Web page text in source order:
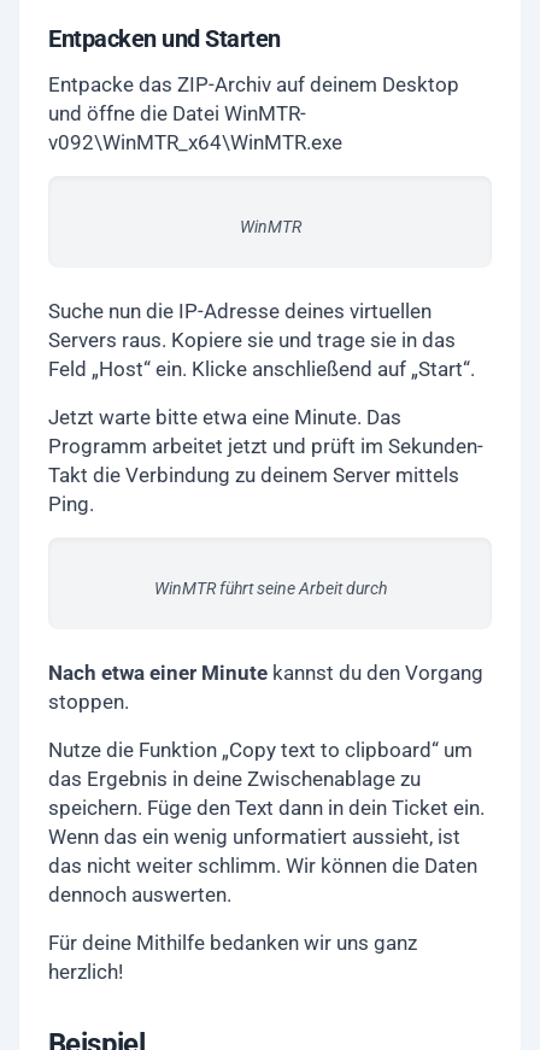
Entpacken und Starten
Entpacke das ZIP-Archiv auf deinem Desktop
und öffne die Datei WinMTR-
v092\WinMTR_x64\WinMTR.exe
WinMTR
Suche nun die IP-Adresse deines virtuellen
Servers raus. Kopiere sie und trage sie in das
Feld „Host“ ein. Klicke anschließend auf „Start“.
Jetzt warte bitte etwa eine Minute. Das
Programm arbeitet jetzt und prüft im Sekunden-
Takt die Verbindung zu deinem Server mittels
Ping.
WinMTR führt seine Arbeit durch
Nach etwa einer Minute kannst du den Vorgang
stoppen.
Nutze die Funktion „Copy text to clipboard“ um
das Ergebnis in deine Zwischenablage zu
speichern. Füge den Text dann in dein Ticket ein.
Wenn das ein wenig unformatiert aussieht, ist
das nicht weiter schlimm. Wir können die Daten
dennoch auswerten.
Für deine Mithilfe bedanken wir uns ganz
herzlich!